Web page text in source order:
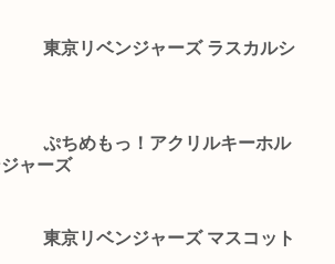
東京リベンジャーズ ラスカルシ
ぷちめもっ！アクリルキーホル
ャーズ
東京リベンジャーズ マスコット